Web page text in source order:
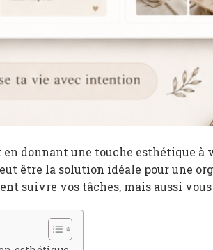
donnant une touche esthétique à
être la solution idéale pour une
suivre vos tâches, mais aussi